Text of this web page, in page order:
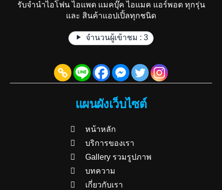
รับจำนำไอโฟน ไอแพด แมคบุ๊ค ไอแมค แอร์พอต ทุกรุ่น
และ สินค้าแอปเปิ้ลทุกชนิด
จำนวนผู้เข้าชม : 3
แผนผังเว็บไซต์
หน้าหลัก
บริการของเรา
Gallery รวมรูปภาพ
บทความ
เกี่ยวกับเรา